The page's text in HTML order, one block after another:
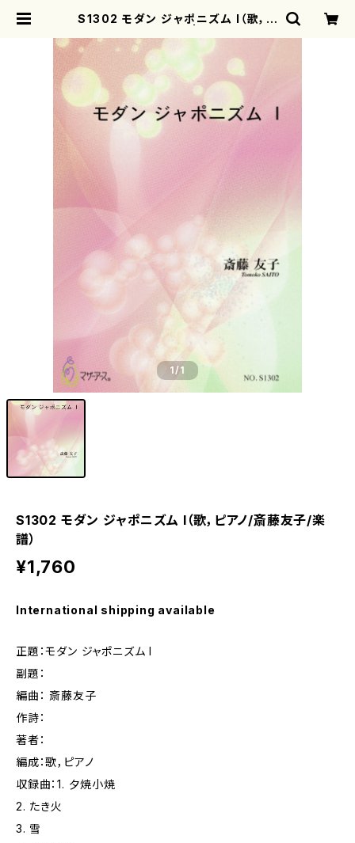
S1302 モダン ジャポニズム I（歌，ピ
1/1
S1302 モダン ジャポニズム I（歌，ピアノ/斎藤友子/楽
譜）
¥1,760
International shipping available
正題：モダン ジャポニズム I
副題：
編曲： 斎藤友子
作詩：
著者：
編成：歌，ピアノ
収録曲：1. 夕焼小焼
2. たき火
3. 雪